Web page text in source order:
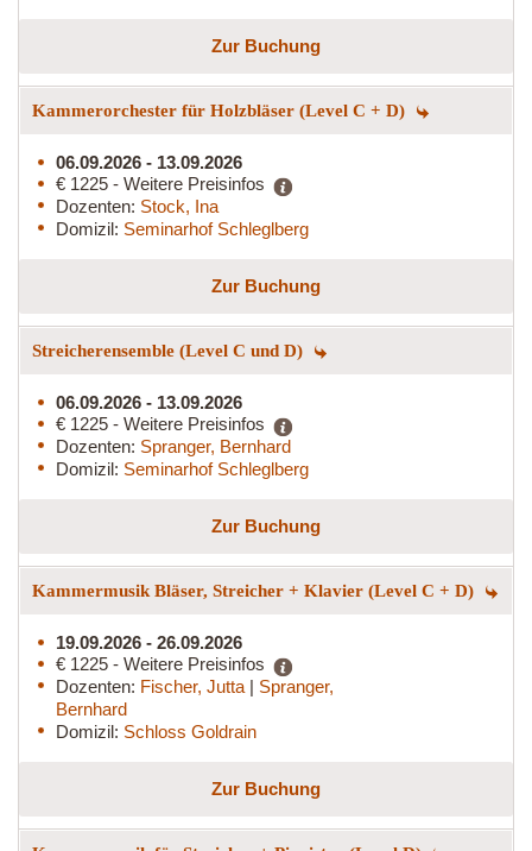
Zur Buchung
Kammerorchester für Holzbläser (Level C + D)
06.09.2026 - 13.09.2026
€ 1225 - Weitere Preisinfos
Dozenten: Stock, Ina
Domizil: Seminarhof Schleglberg
Zur Buchung
Streicherensemble (Level C und D)
06.09.2026 - 13.09.2026
€ 1225 - Weitere Preisinfos
Dozenten: Spranger, Bernhard
Domizil: Seminarhof Schleglberg
Zur Buchung
Kammermusik Bläser, Streicher + Klavier (Level C + D)
19.09.2026 - 26.09.2026
€ 1225 - Weitere Preisinfos
Dozenten: Fischer, Jutta | Spranger,
Bernhard
Domizil: Schloss Goldrain
Zur Buchung